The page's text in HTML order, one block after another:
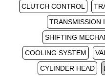
CLUTCH CONTROL
TRANSMISSION
SHIFTING
COOLING SYSTEM
CYLINDER HEAD